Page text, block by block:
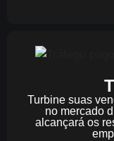
Turbine suas
no mercado
alcançará os